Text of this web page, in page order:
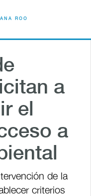
ROO
a
el
a
de la
criterios